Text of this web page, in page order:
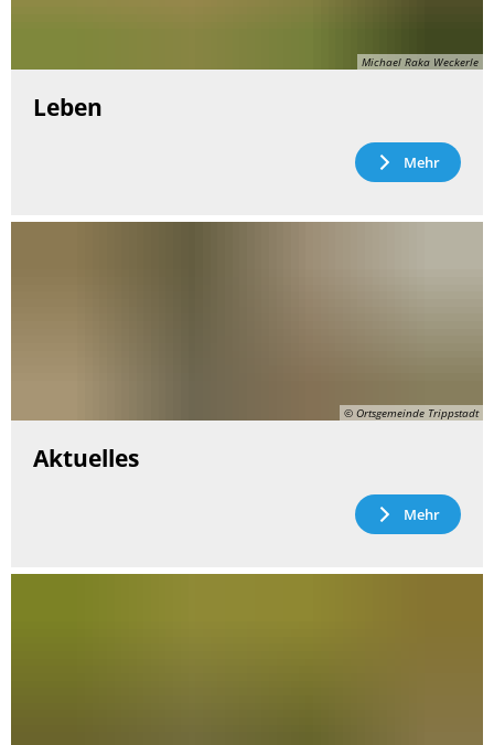
Michael Raka Weckerle
Leben
Mehr
© Ortsgemeinde Trippstadt
Aktuelles
Mehr